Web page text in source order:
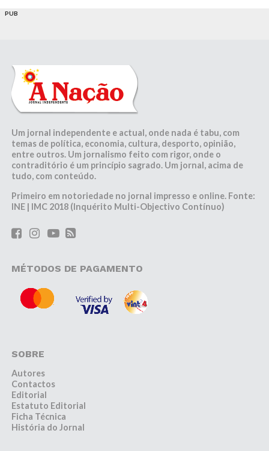
PUB
Um jornal independente e actual, onde nada é tabu, com
temas de política, economia, cultura, desporto, opinião,
entre outros. Um jornalismo feito com rigor, onde o
contraditório é um princípio sagrado. Um jornal, acima de
tudo, com conteúdo.
Primeiro em notoriedade no jornal impresso e online. Fonte:
INE | IMC 2018 (Inquérito Multi-Objectivo Contínuo)
MÉTODOS DE PAGAMENTO
SOBRE
Autores
Contactos
Editorial
Estatuto Editorial
Ficha Técnica
História do Jornal